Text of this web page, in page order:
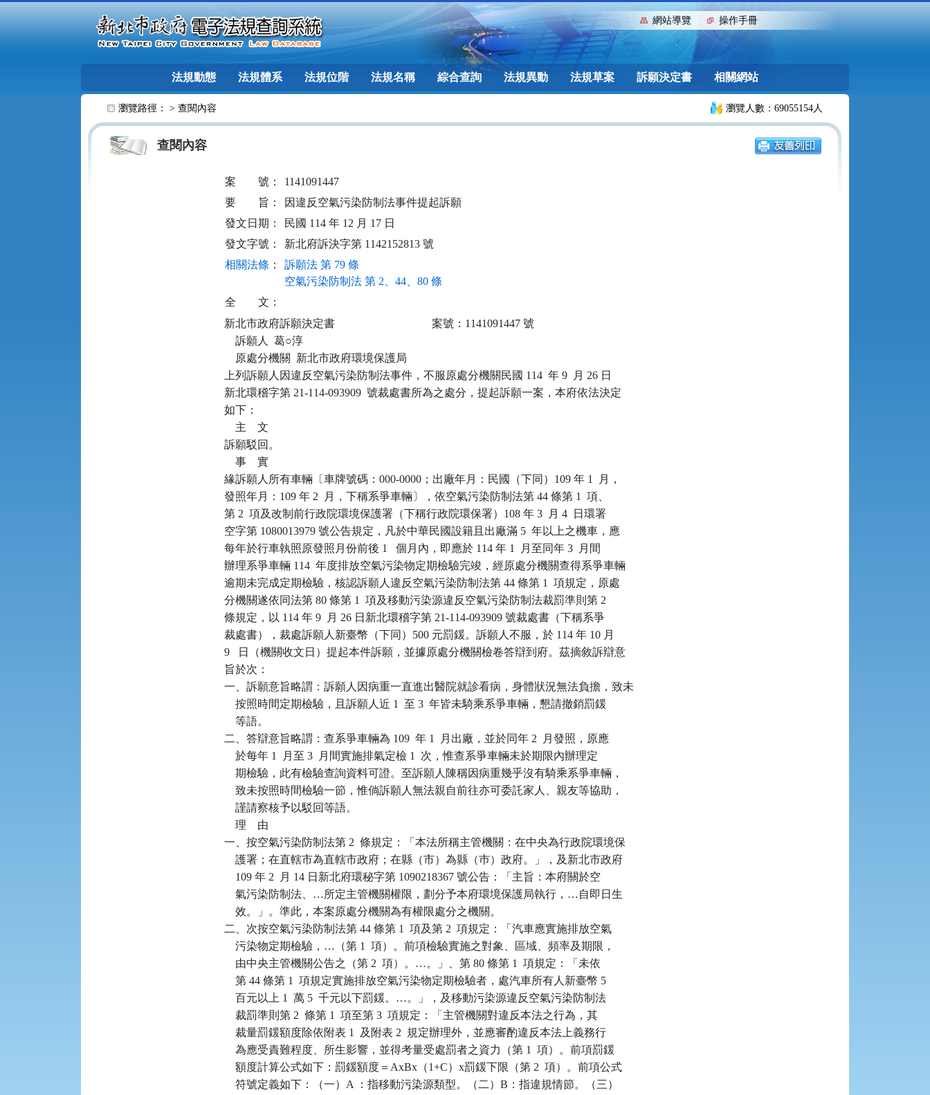
::: 網站導覽 操作手冊
法規動態 法規體系 法規位階 法規名稱 綜合查詢 法規異動 法規草案 訴願決定書 相關網站
瀏覽路徑： > 查閱內容 瀏覽人數：69055154人
查閱內容
案 號：
1141091447
要
旨：
因違反空氣污染防制法事件提起訴願
發文日期：
民國 114 年 12 月 17 日
發文字號：
新北府訴決字第 1142152813 號
相關法條 ：
訴願法 第 79 條
空氣污染防制法 第 2、44、80 條
全
文：
新北市政府訴願決定書                                   案號：1141091447 號
    訴願人  葛○淳
    原處分機關  新北市政府環境保護局
上列訴願人因違反空氣污染防制法事件，不服原處分機關民國 114  年 9  月 26 日
新北環稽字第 21-114-093909  號裁處書所為之處分，提起訴願一案，本府依法決定
如下：
    主    文
訴願駁回。
    事    實
緣訴願人所有車輛〔車牌號碼：000-0000；出廠年月：民國（下同）109 年 1  月，
發照年月：109 年 2  月，下稱系爭車輛〕，依空氣污染防制法第 44 條第 1  項、
第 2  項及改制前行政院環境保護署（下稱行政院環保署）108 年 3  月 4  日環署
空字第 1080013979 號公告規定，凡於中華民國設籍且出廠滿 5  年以上之機車，應
每年於行車執照原發照月份前後 1   個月內，即應於 114 年 1  月至同年 3  月間
辦理系爭車輛 114  年度排放空氣污染物定期檢驗完竣，經原處分機關查得系爭車輛
逾期未完成定期檢驗，核認訴願人違反空氣污染防制法第 44 條第 1  項規定，原處
分機關遂依同法第 80 條第 1  項及移動污染源違反空氣污染防制法裁罰準則第 2
條規定，以 114 年 9  月 26 日新北環稽字第 21-114-093909 號裁處書（下稱系爭
裁處書），裁處訴願人新臺幣（下同）500 元罰鍰。訴願人不服，於 114 年 10 月
9   日（機關收文日）提起本件訴願，並據原處分機關檢卷答辯到府。茲摘敘訴辯意
旨於次：
一、訴願意旨略謂：訴願人因病重一直進出醫院就診看病，身體狀況無法負擔，致未
    按照時間定期檢驗，且訴願人近 1  至 3  年皆未騎乘系爭車輛，懇請撤銷罰鍰
    等語。
二、答辯意旨略謂：查系爭車輛為 109  年 1  月出廠，並於同年 2  月發照，原應
    於每年 1  月至 3  月間實施排氣定檢 1  次，惟查系爭車輛未於期限內辦理定
    期檢驗，此有檢驗查詢資料可證。至訴願人陳稱因病重幾乎沒有騎乘系爭車輛，
    致未按照時間檢驗一節，惟倘訴願人無法親自前往亦可委託家人、親友等協助，
    謹請察核予以駁回等語。
    理    由
一、按空氣污染防制法第 2  條規定：「本法所稱主管機關：在中央為行政院環境保
    護署；在直轄市為直轄市政府；在縣（市）為縣（巿）政府。」，及新北市政府
    109 年 2  月 14 日新北府環秘字第 1090218367 號公告：「主旨：本府關於空
    氣污染防制法、…所定主管機關權限，劃分予本府環境保護局執行，…自即日生
    效。」。準此，本案原處分機關為有權限處分之機關。
二、次按空氣污染防制法第 44 條第 1  項及第 2  項規定：「汽車應實施排放空氣
    污染物定期檢驗，…（第 1  項）。前項檢驗實施之對象、區域、頻率及期限，
    由中央主管機關公告之（第 2  項）。…。」、第 80 條第 1  項規定：「未依
    第 44 條第 1  項規定實施排放空氣污染物定期檢驗者，處汽車所有人新臺幣 5
    百元以上 1  萬 5  千元以下罰鍰。…。」，及移動污染源違反空氣污染防制法
    裁罰準則第 2  條第 1  項至第 3  項規定：「主管機關對違反本法之行為，其
    裁量罰鍰額度除依附表 1  及附表 2  規定辦理外，並應審酌違反本法上義務行
    為應受責難程度、所生影響，並得考量受處罰者之資力（第 1  項）。前項罰鍰
    額度計算公式如下：罰鍰額度＝AxBx（1+C）x罰鍰下限（第 2  項）。前項公式
    符號定義如下：（一）A ：指移動污染源類型。（二）B：指違規情節。（三）